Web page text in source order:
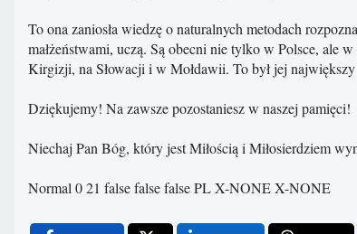
To ona zaniosła wiedzę o naturalnych metodach
małżeństwami, uczą. Są obecni nie tylko w Polsce, ale
Kirgizji, na Słowacji i w Mołdawii. To był jej
Dziękujemy! Na zawsze pozostaniesz w naszej pamięci!
Niechaj Pan Bóg, który jest Miłością i Miłosierdziem
Normal 0 21 false false false PL X-NONE X-NONE